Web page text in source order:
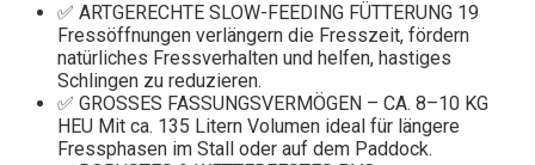
✅ ARTGERECHTE SLOW-FEEDING FÜTTERUNG 19
Fressöffnungen verlängern die Fresszeit, fördern
natürliches Fressverhalten und helfen, hastiges
Schlingen zu reduzieren.
✅ GROSSES FASSUNGSVERMÖGEN – CA. 8–10 KG
HEU Mit ca. 135 Litern Volumen ideal für längere
Fressphasen im Stall oder auf dem Paddock.